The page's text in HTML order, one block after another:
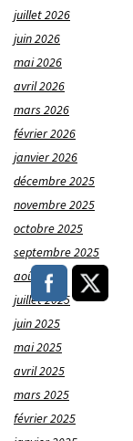
juillet 2026
juin 2026
mai 2026
avril 2026
mars 2026
février 2026
janvier 2026
décembre 2025
novembre 2025
octobre 2025
septembre 2025
août 2025
juillet 2025
juin 2025
mai 2025
avril 2025
mars 2025
février 2025